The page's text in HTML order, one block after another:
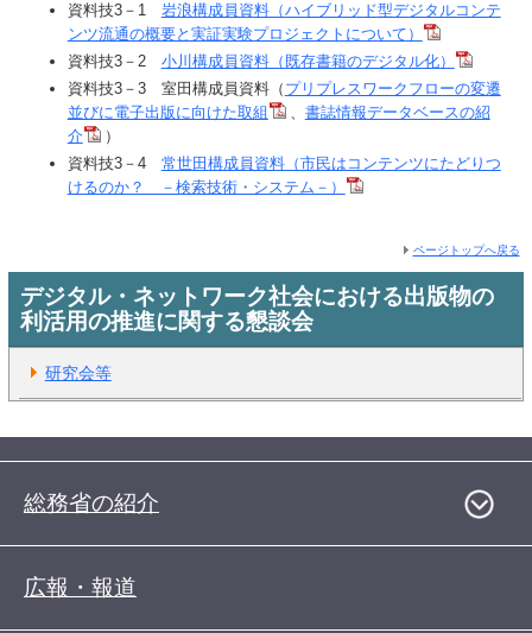
資料技3－1 岩浪構成員資料（ハイブリッド型デジタルコンテ
ンツ流通の概要と実証実験プロジェクトについて）
資料技3－2 小川構成員資料（既存書籍のデジタル化）
資料技3－3 室田構成員資料（ プリプレスワークフローの変遷
並びに電子出版に向けた取組
、 書誌情報データベースの紹
介
）
資料技3－4 常世田構成員資料（市民はコンテンツにたどりつ
けるのか？ －検索技術・システム－）
ページトップへ戻る
デジタル・ネットワーク社会における出版物の
利活用の推進に関する懇談会
研究会等
総務省の紹介
広報・報道